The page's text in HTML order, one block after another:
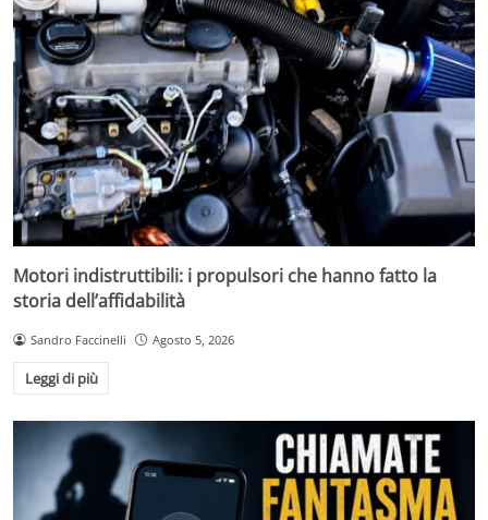
Motori indistruttibili: i propulsori che hanno fatto la
storia dell’affidabilità
Sandro Faccinelli Agosto 5, 2026
Leggi di più